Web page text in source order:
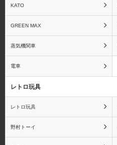
あの夏で待ってる
甘城ブリリアントパーク
KATO
GREEN MAX
蒸気機関車
電車
レトロ玩具
レトロ玩具
野村トーイ